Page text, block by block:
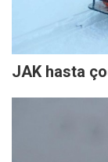
JAK hasta